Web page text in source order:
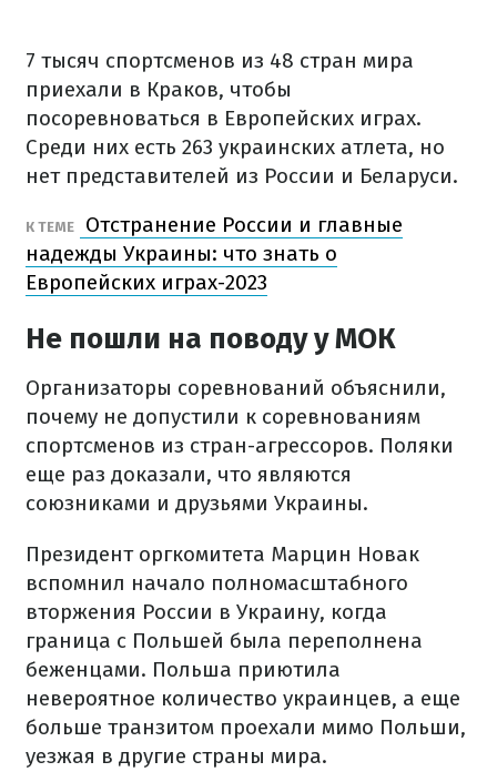
7 тысяч спортсменов из 48 стран мира
приехали в Краков, чтобы
посоревноваться в Европейских играх.
Среди них есть 263 украинских атлета, но
нет представителей из России и Беларуси.
К ТЕМЕ
Отстранение России и главные
надежды Украины: что знать о
Европейских играх-2023
Не пошли на поводу у МОК
Организаторы соревнований объяснили,
почему не допустили к соревнованиям
спортсменов из стран-агрессоров. Поляки
еще раз доказали, что являются
союзниками и друзьями Украины.
Президент оргкомитета Марцин Новак
вспомнил начало полномасштабного
вторжения России в Украину, когда
граница с Польшей была переполнена
беженцами. Польша приютила
невероятное количество украинцев, а еще
больше транзитом проехали мимо Польши,
уезжая в другие страны мира.